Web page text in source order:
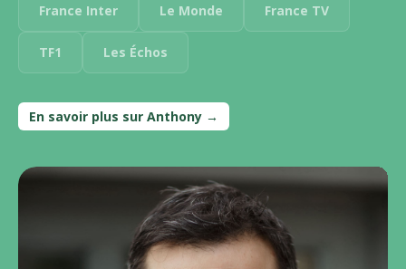
France Inter Le Monde France TV
TF1 Les Échos
En savoir plus sur Anthony →